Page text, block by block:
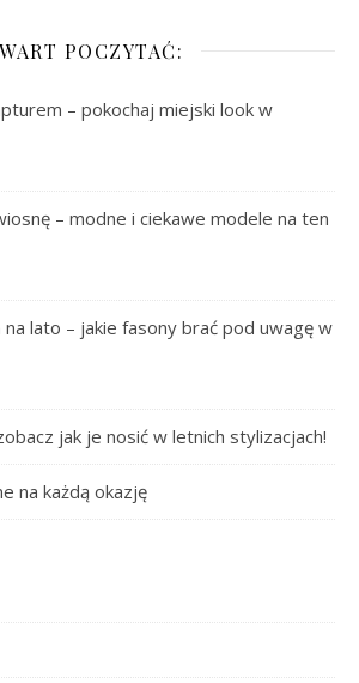
WART POCZYTAĆ:
– pokochaj miejski look w
– modne i ciekawe modele na ten
na lato – jakie fasony brać pod uwagę w
jak je nosić w letnich stylizacjach!
na każdą okazję